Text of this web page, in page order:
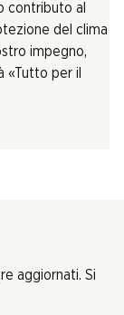
contributo al
del clima
impegno,
«Tutto per il
aggiornati. Si